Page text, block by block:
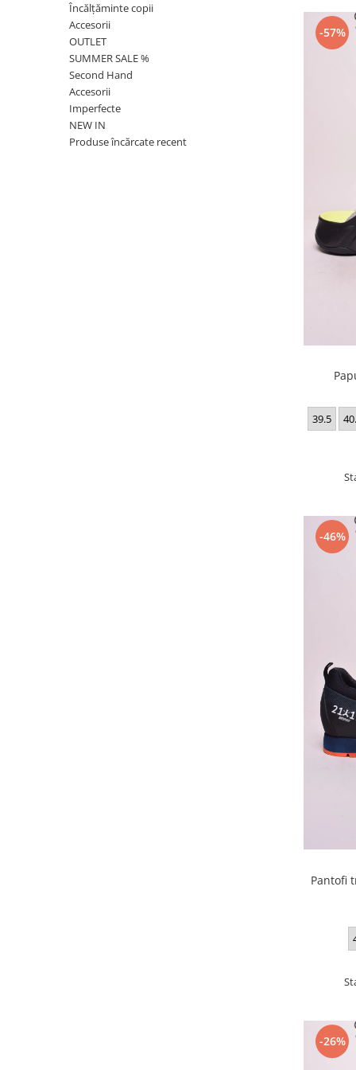
Încălțăminte copii
Accesorii
OUTLET
SUMMER SALE %
Second Hand
Accesorii
Imperfecte
NEW IN
Produse încărcate recent
-57%
39.5
-46%
Pantofi
-26%